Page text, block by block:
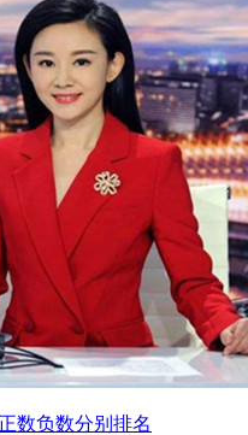
数负数分别排名